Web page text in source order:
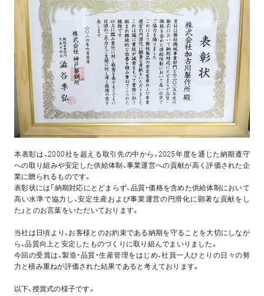
本表彰は、2000社を超える取引先の中から、2025年度を通じた納期遵守
への取り組みや安定した供給体制、事業運営への貢献が高く評価された企
業に贈られるものです。
表彰状には「納期対応にとどまらず、品質・価格を含めた供給体制において
高い水準で協力し、安定生産および事業運営の円滑化に顕著な貢献をし
た」とのお言葉をいただいております。
当社は日頃より、お客様とのお約束である納期を守ることを大切にしなが
ら、品質向上と安定したものづくりに取り組んでまいりました。
今回の受賞は、製造・品質・生産管理をはじめ、社員一人ひとりの日々の努
力と積み重ねが評価された結果であると考えております。
以下、授賞式の様子です。